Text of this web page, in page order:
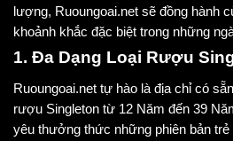
lượng, Ruoungoai.net sẽ đồng hành
khoảnh khắc đặc biệt trong những
1. Đa Dạng Loại Rượu
Ruoungoai.net tự hào là địa chỉ có
rượu Singleton từ 12 Năm đến 39
yêu thưởng thức những phiên bản trẻ